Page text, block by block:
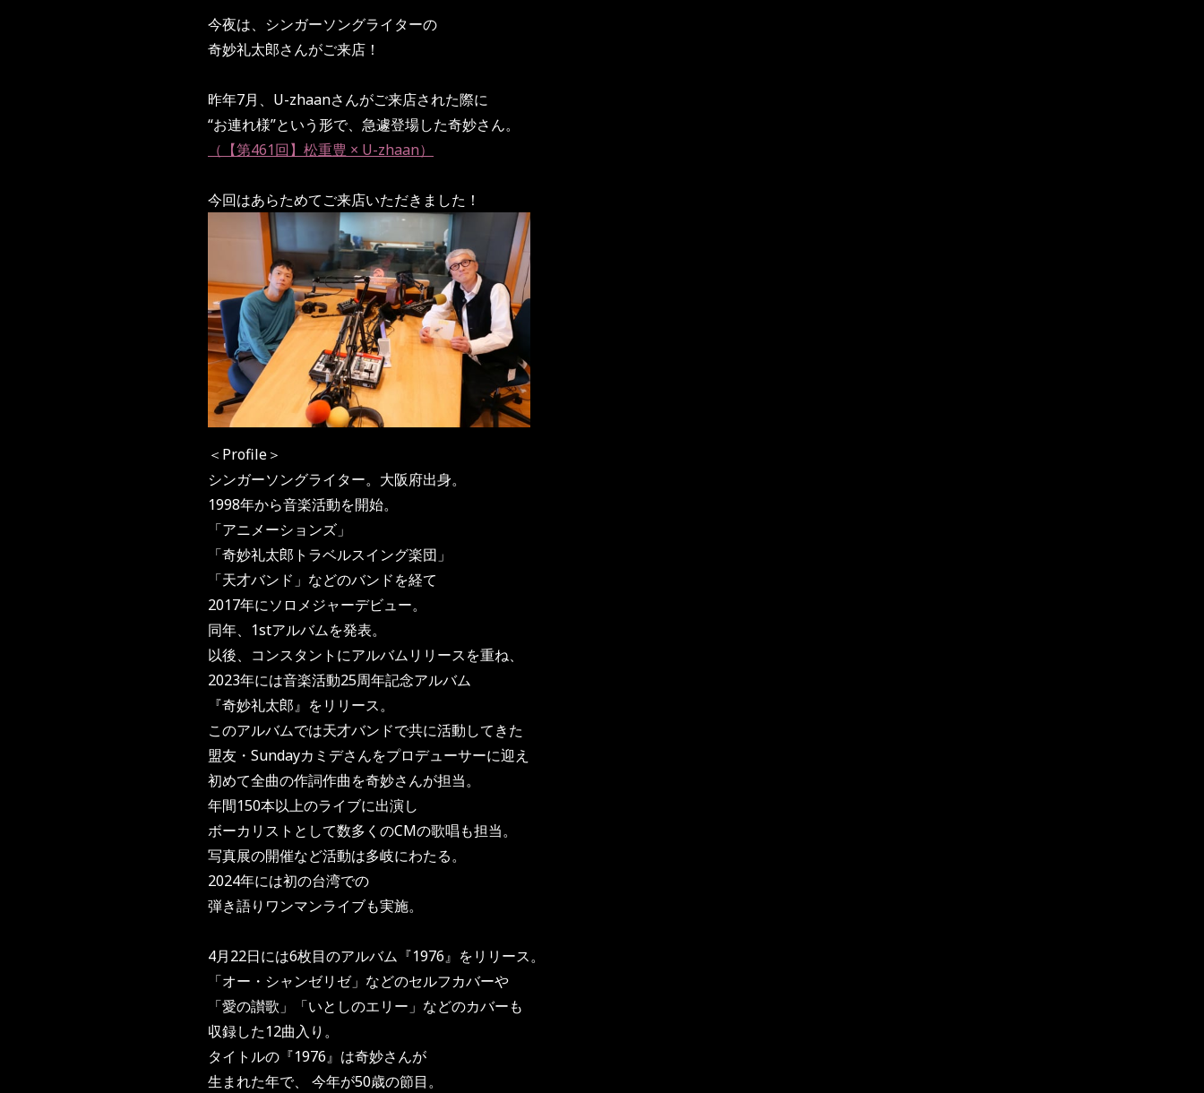
今夜は、シンガーソングライターの
奇妙礼太郎さんがご来店！
昨年7月、U-zhaanさんがご来店された際に
“お連れ様”という形で、急遽登場した奇妙さん。
（【第461回】松重豊 × U-zhaan）
今回はあらためてご来店いただきました！
＜Profile＞
シンガーソングライター。大阪府出身。
1998年から音楽活動を開始。
「アニメーションズ」
「奇妙礼太郎トラベルスイング楽団」
「天才バンド」などのバンドを経て
2017年にソロメジャーデビュー。
同年、1stアルバムを発表。
以後、コンスタントにアルバムリリースを重ね、
2023年には音楽活動25周年記念アルバム
『奇妙礼太郎』をリリース。
このアルバムでは天才バンドで共に活動してきた
盟友・Sundayカミデさんをプロデューサーに迎え
初めて全曲の作詞作曲を奇妙さんが担当。
年間150本以上のライブに出演し
ボーカリストとして数多くのCMの歌唱も担当。
写真展の開催など活動は多岐にわたる。
2024年には初の台湾での
弾き語りワンマンライブも実施。
4月22日には6枚目のアルバム『1976』をリリース。
「オー・シャンゼリゼ」などのセルフカバーや
「愛の讃歌」「いとしのエリー」などのカバーも
収録した12曲入り。
タイトルの『1976』は奇妙さんが
生まれた年で、 今年が50歳の節目。